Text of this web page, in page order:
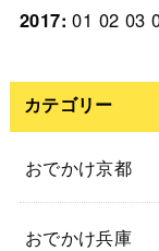
2017:01 02 03
カテゴリー
おでかけ京都
おでかけ兵庫